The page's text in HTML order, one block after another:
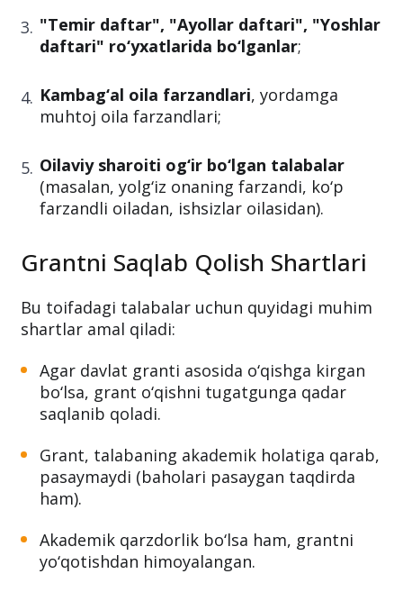
"Temir daftar", "Ayollar daftari", "Yoshlar
daftari" ro‘yxatlarida bo‘lganlar;
Kambag‘al oila farzandlari, yordamga
muhtoj oila farzandlari;
Oilaviy sharoiti og‘ir bo‘lgan talabalar
(masalan, yolg‘iz onaning farzandi, ko‘p
farzandli oiladan, ishsizlar oilasidan).
Grantni Saqlab Qolish Shartlari
Bu toifadagi talabalar uchun quyidagi muhim
shartlar amal qiladi:
Agar davlat granti asosida o‘qishga kirgan
bo‘lsa, grant o‘qishni tugatgunga qadar
saqlanib qoladi.
Grant, talabaning akademik holatiga qarab,
pasaymaydi (baholari pasaygan taqdirda
ham).
Akademik qarzdorlik bo‘lsa ham, grantni
yo‘qotishdan himoyalangan.